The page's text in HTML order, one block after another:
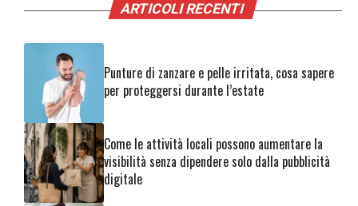
ARTICOLI RECENTI
Punture di zanzare e pelle irritata, cosa sapere
per proteggersi durante l’estate
Come le attività locali possono aumentare la
visibilità senza dipendere solo dalla pubblicità
digitale